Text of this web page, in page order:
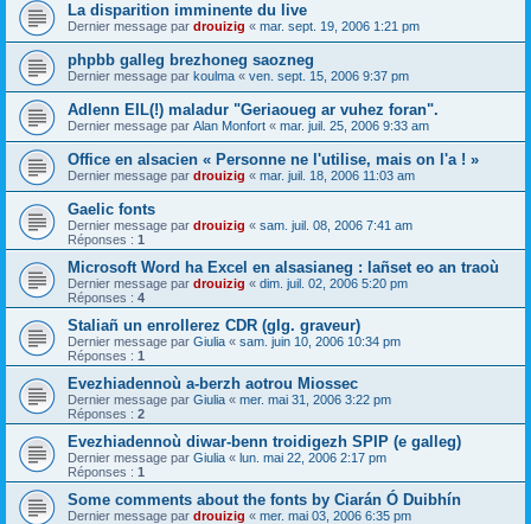
La disparition imminente du live
Dernier message par drouizig « mar. sept. 19, 2006 1:21 pm
phpbb galleg brezhoneg saozneg
Dernier message par koulma « ven. sept. 15, 2006 9:37 pm
Adlenn EIL(!) maladur "Geriaoueg ar vuhez foran".
Dernier message par Alan Monfort « mar. juil. 25, 2006 9:33 am
Office en alsacien « Personne ne l'utilise, mais on l'a ! »
Dernier message par drouizig « mar. juil. 18, 2006 11:03 am
Gaelic fonts
Dernier message par drouizig « sam. juil. 08, 2006 7:41 am
Réponses : 1
Microsoft Word ha Excel en alsasianeg : lañset eo an traoù
Dernier message par drouizig « dim. juil. 02, 2006 5:20 pm
Réponses : 4
Staliañ un enrollerez CDR (glg. graveur)
Dernier message par Giulia « sam. juin 10, 2006 10:34 pm
Réponses : 1
Evezhiadennoù a-berzh aotrou Miossec
Dernier message par Giulia « mer. mai 31, 2006 3:22 pm
Réponses : 2
Evezhiadennoù diwar-benn troidigezh SPIP (e galleg)
Dernier message par Giulia « lun. mai 22, 2006 2:17 pm
Réponses : 1
Some comments about the fonts by Ciarán Ó Duibhín
Dernier message par drouizig « mer. mai 03, 2006 6:35 pm